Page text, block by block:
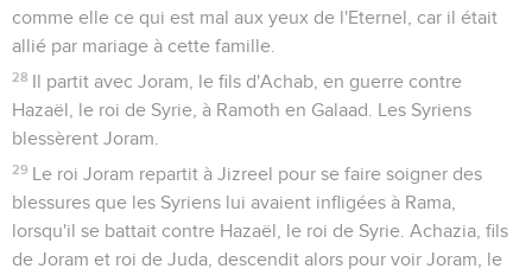
comme elle ce qui est mal aux yeux de l'Eternel, car il était
allié par mariage à cette famille.
28 Il partit avec Joram, le fils d'Achab, en guerre contre
Hazaël, le roi de Syrie, à Ramoth en Galaad. Les Syriens
blessèrent Joram.
29 Le roi Joram repartit à Jizreel pour se faire soigner des
blessures que les Syriens lui avaient infligées à Rama,
lorsqu'il se battait contre Hazaël, le roi de Syrie. Achazia, fils
de Joram et roi de Juda, descendit alors pour voir Joram, le